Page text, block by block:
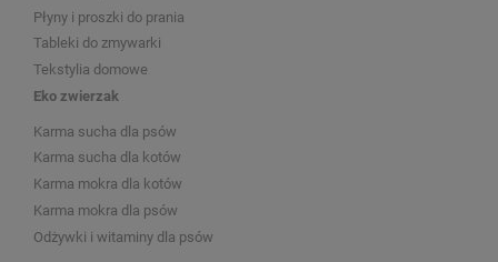
Płyny i proszki do prania
Tableki do zmywarki
Tekstylia domowe
Eko zwierzak
Karma sucha dla psów
Karma sucha dla kotów
Karma mokra dla kotów
Karma mokra dla psów
Odżywki i witaminy dla psów